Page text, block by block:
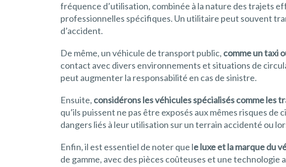
fréquence d’utilisation, combinée à la nature des trajets
professionnelles spécifiques. Un utilitaire peut souvent
d’accident.
De même, un véhicule de transport public, comme un taxi
contact avec divers environnements et situations de
peut augmenter la responsabilité en cas de sinistre.
Ensuite, considérons les véhicules spécialisés comme les
qu’ils puissent ne pas être exposés aux mêmes risques
dangers liés à leur utilisation sur un terrain accidenté ou
Enfin, il est essentiel de noter que le luxe et la marque du
de gamme, avec des pièces coûteuses et une technologie